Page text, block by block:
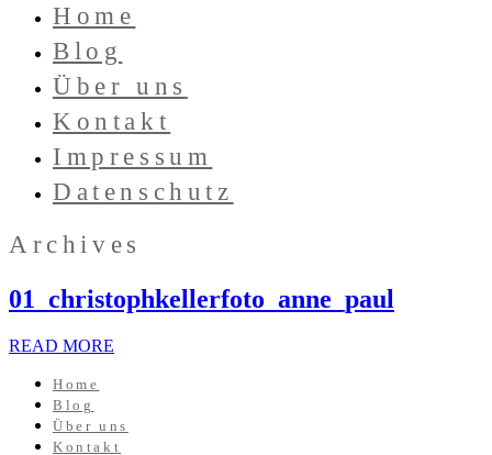
Home
Blog
Über uns
Kontakt
Impressum
Datenschutz
Archives
01_christophkellerfoto_anne_paul
READ MORE
Home
Blog
Über uns
Kontakt